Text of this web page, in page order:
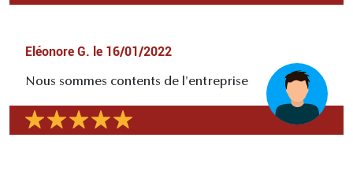
Eléonore G. le 16/01/2022
Nous sommes contents de l'entreprise